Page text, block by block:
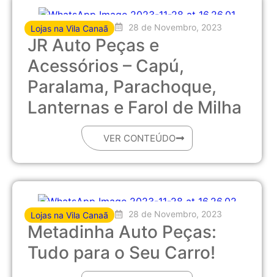
Lojas na Vila Canaã 28 de Novembro, 2023
JR Auto Peças e
Acessórios – Capú,
Paralama, Parachoque,
Lanternas e Farol de Milha
VER CONTEÚDO
Lojas na Vila Canaã 28 de Novembro, 2023
Metadinha Auto Peças:
Tudo para o Seu Carro!